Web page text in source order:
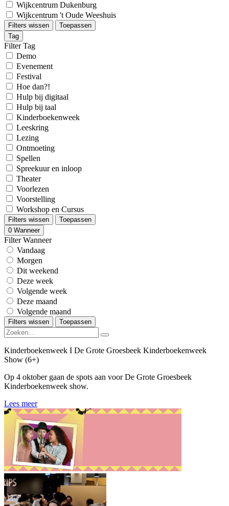
Wijkcentrum Dukenburg
Wijkcentrum 't Oude Weeshuis
Filters wissen
Toepassen
Tag
Filter Tag
Demo
Evenement
Festival
Hoe dan?!
Hulp bij digitaal
Hulp bij taal
Kinderboekenweek
Leeskring
Lezing
Ontmoeting
Spellen
Spreekuur en inloop
Theater
Voorlezen
Voorstelling
Workshop en Cursus
Filters wissen
Toepassen
0 Wanneer
Filter Wanneer
Vandaag
Morgen
Dit weekend
Deze week
Volgende week
Deze maand
Volgende maand
Filters wissen Toepassen
Kinderboekenweek I De Grote Groesbeek Kinderboekenweek
Show (6+)
Op 4 oktober gaan de spots aan voor De Grote Groesbeek
Kinderboekenweek show.
Lees meer